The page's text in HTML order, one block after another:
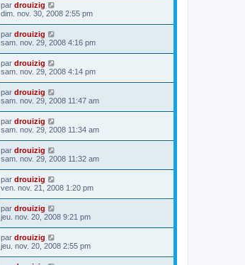
par drouizig
dim. nov. 30, 2008 2:55 pm
par drouizig
sam. nov. 29, 2008 4:16 pm
par drouizig
sam. nov. 29, 2008 4:14 pm
par drouizig
sam. nov. 29, 2008 11:47 am
par drouizig
sam. nov. 29, 2008 11:34 am
par drouizig
sam. nov. 29, 2008 11:32 am
par drouizig
ven. nov. 21, 2008 1:20 pm
par drouizig
jeu. nov. 20, 2008 9:21 pm
par drouizig
jeu. nov. 20, 2008 2:55 pm